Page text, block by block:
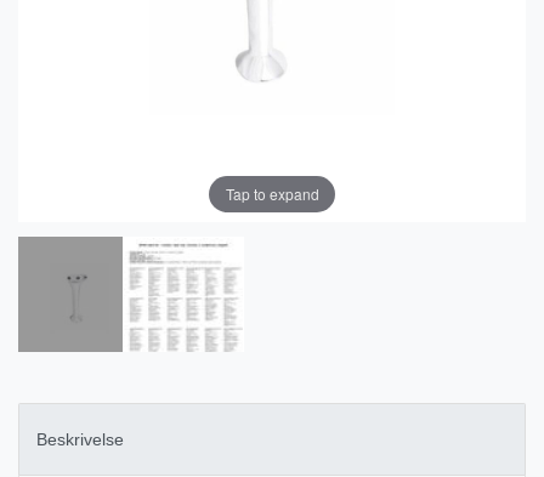
Tap to expand
Beskrivelse